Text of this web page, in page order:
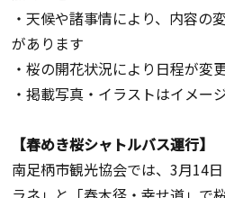
・天候や諸事情により、内容の
があります
・桜の開花状況により日程が変
・掲載写真・イラストはイメー
【春めき桜シャトルバス運行】
南足柄市観光協会では、3月14